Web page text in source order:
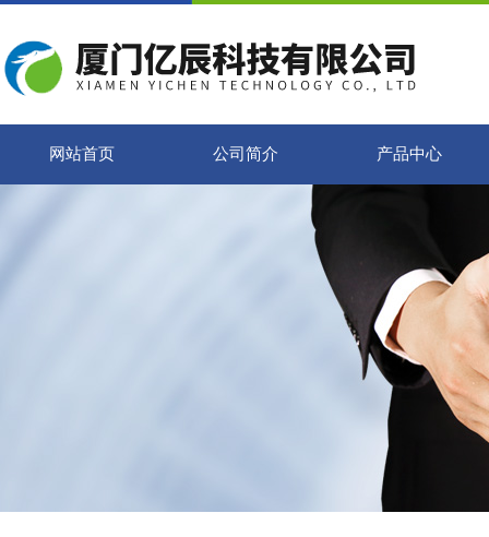
网站首页 公司简介 产品中心